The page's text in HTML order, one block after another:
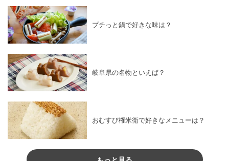
プチっと鍋で好きな味は？
岐阜県の名物といえば？
おむすび権米衛で好きなメニューは？